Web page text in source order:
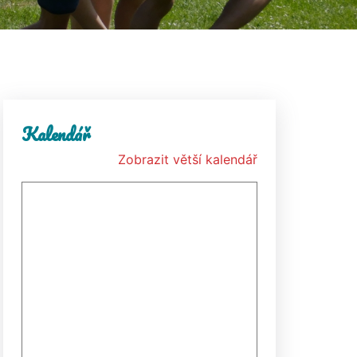
Kalendář
Zobrazit větší kalendář